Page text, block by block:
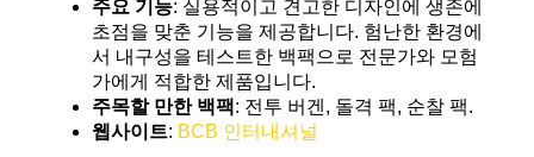
주요 기능: 실용적이고 견고한 디자인에 생존에
초점을 맞춘 기능을 제공합니다. 험난한 환경에
서 내구성을 테스트한 백팩으로 전문가와 모험
가에게 적합한 제품입니다.
주목할 만한 백팩: 전투 버겐, 돌격 팩, 순찰 팩.
웹사이트: BCB 인터내셔널